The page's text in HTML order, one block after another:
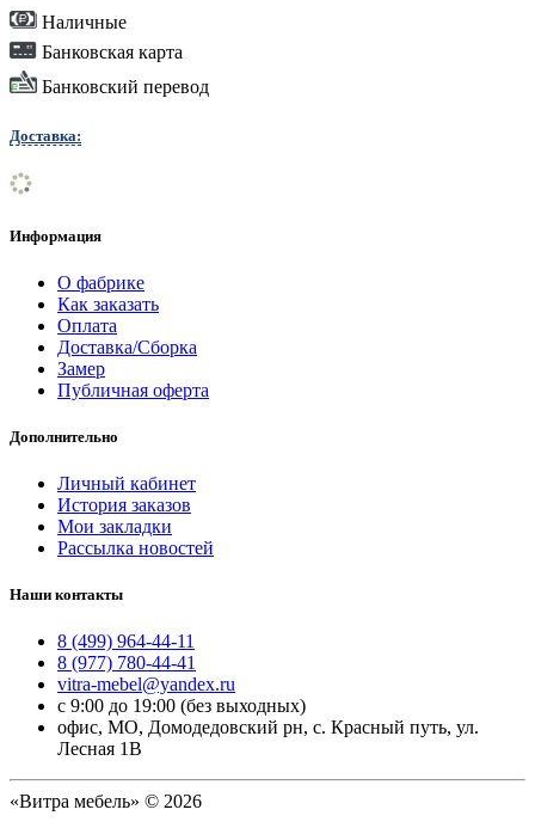
Наличные
Банковская карта
Банковский перевод
Доставка:
Информация
О фабрике
Как заказать
Оплата
Доставка/Сборка
Замер
Публичная оферта
Дополнительно
Личный кабинет
История заказов
Мои закладки
Рассылка новостей
Наши контакты
8 (499) 964-44-11
8 (977) 780-44-41
vitra-mebel@yandex.ru
с 9:00 до 19:00 (без выходных)
офис, МО, Домодедовский рн, с. Красный путь, ул.
Лесная 1В
«Витра мебель» © 2026